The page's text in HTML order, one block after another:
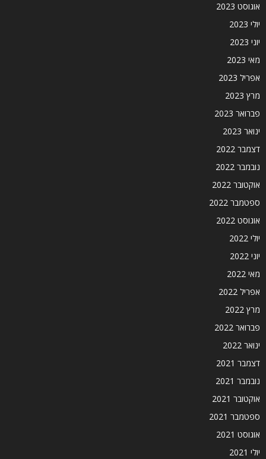
אוגוסט 2023
יולי 2023
יוני 2023
מאי 2023
אפריל 2023
מרץ 2023
פברואר 2023
ינואר 2023
דצמבר 2022
נובמבר 2022
אוקטובר 2022
ספטמבר 2022
אוגוסט 2022
יולי 2022
יוני 2022
מאי 2022
אפריל 2022
מרץ 2022
פברואר 2022
ינואר 2022
דצמבר 2021
נובמבר 2021
אוקטובר 2021
ספטמבר 2021
אוגוסט 2021
יולי 2021